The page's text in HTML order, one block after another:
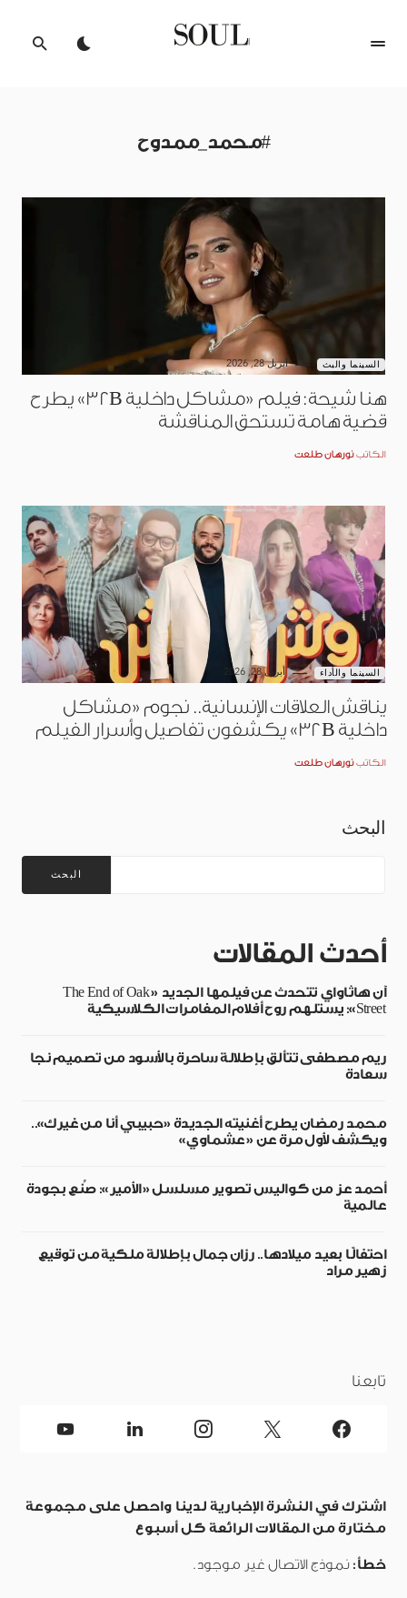
#محمد_ممدوح
السينما والبث أبريل 28, 2026
هنا شيحة: فيلم «مشاكل داخلية 32B» يطرح
قضية هامة تستحق المناقشة
الكاتب نورهان طلعت
السينما والأداء أبريل 28, 2026
يناقش العلاقات الإنسانية.. نجوم «مشاكل
داخلية 32B» يكشفون تفاصيل وأسرار الفيلم
الكاتب نورهان طلعت
البحث
البحث
أحدث المقالات
آن هاثاواي تتحدث عن فيلمها الجديد «The End of Oak
Street»: يستلهم روح أفلام المغامرات الكلاسيكية
ريم مصطفى تتألق بإطلالة ساحرة بالأسود من تصميم نجا
سعادة
محمد رمضان يطرح أغنيته الجديدة «حبيبي أنا من غيرك»..
ويكشف لأول مرة عن «عشماوي»
أحمد عز من كواليس تصوير مسلسل «الأمير»: صُنع بجودة
عالمية
احتفالًا بعيد ميلادها.. رزان جمال بإطلالة ملكية من توقيع
زهير مراد
تابعنا
اشترك في النشرة الإخبارية لدينا واحصل على مجموعة
مختارة من المقالات الرائعة كل أسبوع
خطأ: نموذج الاتصال غير موجود.